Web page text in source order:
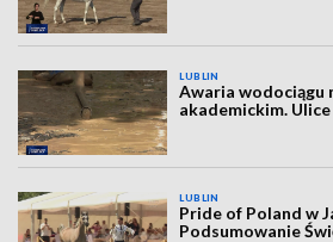
LUBLIN
Awaria wodociągu
akademickim.
LUBLIN
Pride of Poland w
Podsumowanie